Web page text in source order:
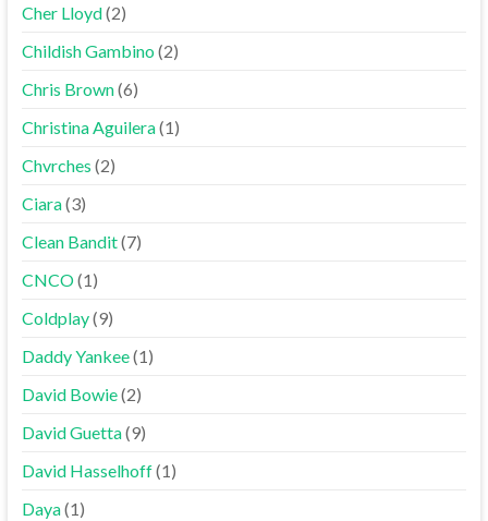
Cher Lloyd(2)
Childish Gambino(2)
Chris Brown(6)
Christina Aguilera(1)
Chvrches (2)
Ciara(3)
Clean Bandit(7)
CNCO(1)
Coldplay(9)
Daddy Yankee(1)
David Bowie(2)
David Guetta(9)
David Hasselhoff(1)
Daya(1)